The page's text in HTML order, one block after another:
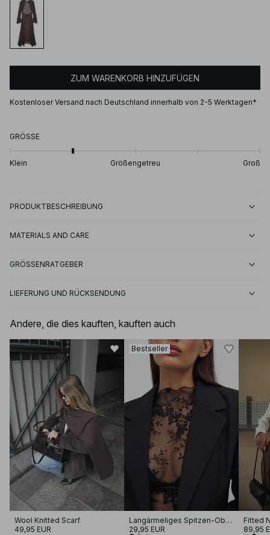
ZUM WARENKORB HINZUFÜGEN
Kostenloser Versand nach Deutschland innerhalb von 2-5 Werktagen*
GRÖSSE
Klein Größengetreu Groß
PRODUKTBESCHREIBUNG
MATERIALS AND CARE
GRÖSSENRATGEBER
LIEFERUNG UND RÜCKSENDUNG
Andere, die dies kauften, kauften auch
Wool Knitted Scarf
49,95 EUR
Bestseller
Langärmeliges Spitzen-Oberteil
29,95 EUR
Fitted
89,95